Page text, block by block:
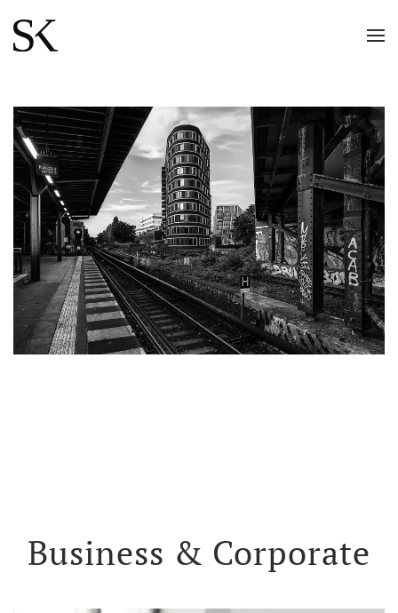
Skip to main content
Business & Corporate